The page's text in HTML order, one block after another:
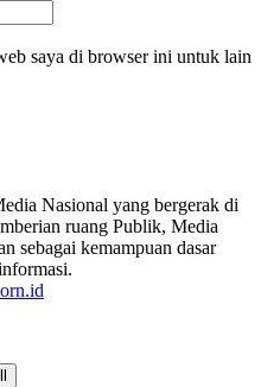
saya di browser ini untuk lain
Nasional yang bergerak di
ruang Publik, Media
sebagai kemampuan dasar